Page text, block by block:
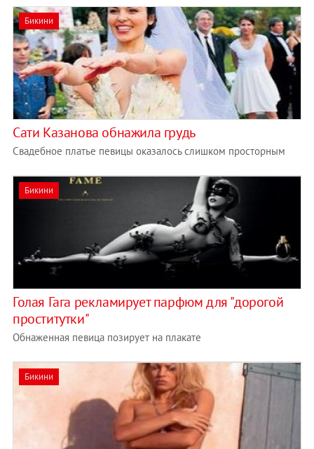
Бикини
Сати Казанова обнажила грудь
Свадебное платье певицы оказалось слишком просторным
Бикини
Голая Гага рекламирует парфюм для "дорогой
проститутки"
Обнаженная певица позирует на плакате
Бикини